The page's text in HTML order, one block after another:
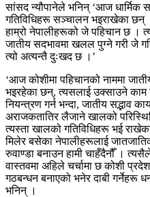
सांसद न्यौपानेले भनिन् ‘आज धार्मिक
गतिविधिहरू सञ्चालन भइराखेका छन्
हाम्रो नेपालीहरूको जे पहिचान छ ।
जातीय सदभावमा खलल पुग्ने गरी जे
त्यो अत्यन्तै दुःखद छ ।’
‘आज कोशीमा पहिचानको नाममा
भइरहेका छन्, त्यसलाई उक्साउने
नियन्त्रण गर्न भन्दा, जातीय सद्भाव
अराजकतातिर लैजाने खालको
त्यस्ता खालको गतिविधिहरू भई
मिलेर बसेका नेपालीहरूलाई
रुवाण्डा बनाउन हामी चाहँदैनौँ ।
वास्तवमा अहिले चर्चामा छ कोशी
गठबन्धन बनाएको भनेर दाबी गर्नेहरू
भनिन् ।